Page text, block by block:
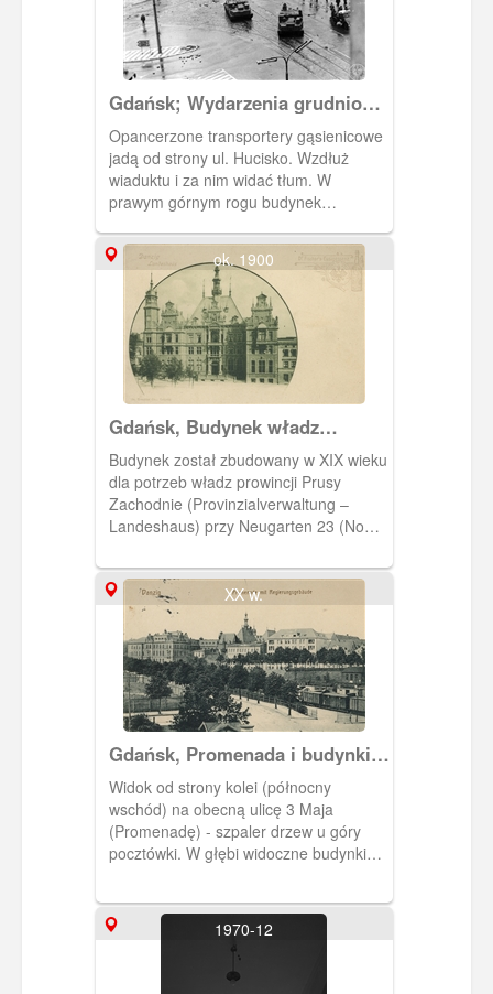
Gdańsk; Wydarzenia grudniowe
1970 r. na terenie miast
wybrzeża gdańskiego
Opancerzone transportery gąsienicowe
jadą od strony ul. Hucisko. Wzdłuż
wiaduktu i za nim widać tłum. W
prawym górnym rogu budynek
Publicznej. W lewym dolnym rogu
znajdują się dwie tablice kierunkowe
"GDYNIA", "SOPOT". Zdjęcie wykonane
prawdopodobnie z budynku Komendy
Miejskiej MO w grudniu 1970 r. Zakaz
kopiowania, zasób dostępny w zbiorach
IPN, sygnatura: IPNGd-12-2-2-358
ok. 1900
Gdańsk, Budynek władz
prowincji Prusy Zachodnie,
Landeshaus
Budynek został zbudowany w XIX wieku
dla potrzeb władz prowincji Prusy
Zachodnie (Provinzialverwaltung –
Landeshaus) przy Neugarten 23 (Nowe
gdańskiego. Obecnie parking przy
siedzibie Komendy Miejskiej Policji.
XX w.
Gdańsk, Promenada i budynki
rządowe
Widok od strony kolei (północny
wschód) na obecną ulicę 3 Maja
(Promenadę) - szpaler drzew u góry
pocztówki. W głębi widoczne budynki
Grodzkie. Obieg 1915 r.
1970-12